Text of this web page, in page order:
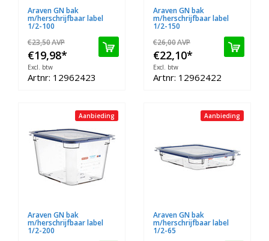
Araven GN bak
m/herschrijfbaar label
1/2-100
€23,50AVP
€19,98*
Excl. btw
Artnr: 12962423
Araven GN bak
m/herschrijfbaar label
1/2-150
€26,00AVP
€22,10*
Excl. btw
Artnr: 12962422
Aanbieding
Araven GN bak
m/herschrijfbaar label
1/2-200
Aanbieding
Araven GN bak
m/herschrijfbaar label
1/2-65